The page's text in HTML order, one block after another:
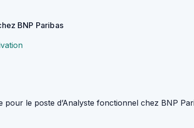
BNP Paribas
le poste d’Analyste fonctionnel chez BNP